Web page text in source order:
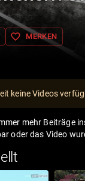
favorite_border MERKEN
keine Videos
mehr Beiträge
oder das Video